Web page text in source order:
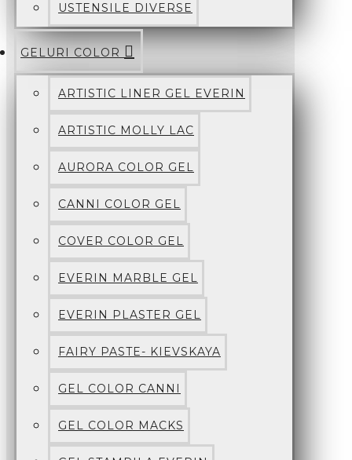
USTENSILE DIVERSE
GELURI COLOR
ARTISTIC LINER GEL EVERIN
ARTISTIC MOLLY LAC
AURORA COLOR GEL
CANNI COLOR GEL
COVER COLOR GEL
EVERIN MARBLE GEL
EVERIN PLASTER GEL
FAIRY PASTE- KIEVSKAYA
GEL COLOR CANNI
GEL COLOR MACKS